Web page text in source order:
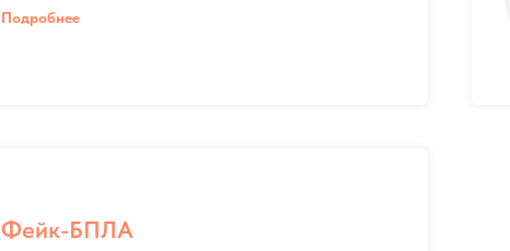
Подробнее
Фейк-БПЛА